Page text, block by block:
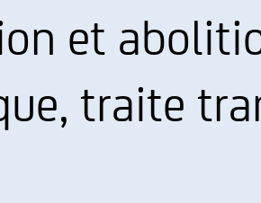
et
traite